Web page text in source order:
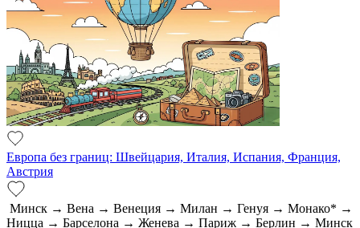
Европа без границ: Швейцария, Италия, Испания, Франция,
Австрия
Минск → Вена → Венеция → Милан → Генуя → Монако* →
Ницца → Барселона → Женева → Париж → Берлин → Минск